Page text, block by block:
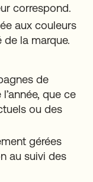
correspond.
aux couleurs
de la marque.
de
que ce
ou des
gérées
au suivi des